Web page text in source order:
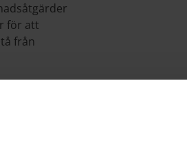
för att
från
riksdags